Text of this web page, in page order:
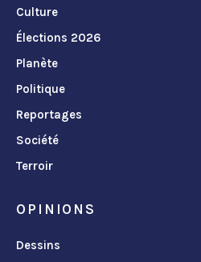
Culture
Élections 2026
Planète
Politique
Reportages
Société
Terroir
OPINIONS
Dessins